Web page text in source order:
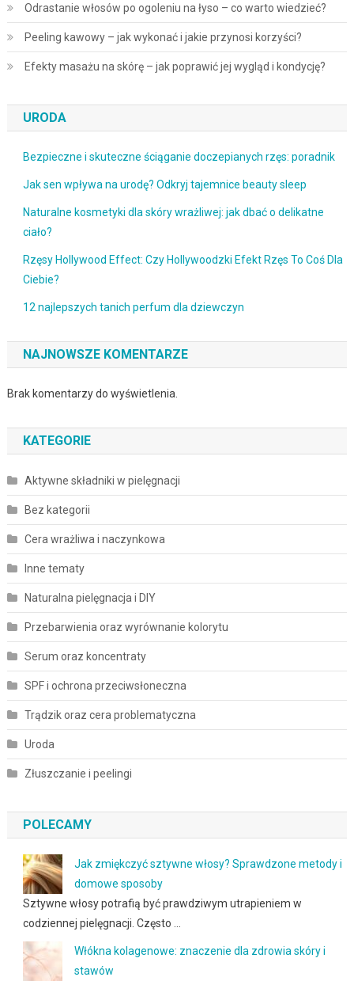
Odrastanie włosów po ogoleniu na łyso – co warto wiedzieć?
Peeling kawowy – jak wykonać i jakie przynosi korzyści?
Efekty masażu na skórę – jak poprawić jej wygląd i kondycję?
URODA
Bezpieczne i skuteczne ściąganie doczepianych rzęs: poradnik
Jak sen wpływa na urodę? Odkryj tajemnice beauty sleep
Naturalne kosmetyki dla skóry wrażliwej: jak dbać o delikatne
ciało?
Rzęsy Hollywood Effect: Czy Hollywoodzki Efekt Rzęs To Coś Dla
Ciebie?
12 najlepszych tanich perfum dla dziewczyn
NAJNOWSZE KOMENTARZE
Brak komentarzy do wyświetlenia.
KATEGORIE
Aktywne składniki w pielęgnacji
Bez kategorii
Cera wrażliwa i naczynkowa
Inne tematy
Naturalna pielęgnacja i DIY
Przebarwienia oraz wyrównanie kolorytu
Serum oraz koncentraty
SPF i ochrona przeciwsłoneczna
Trądzik oraz cera problematyczna
Uroda
Złuszczanie i peelingi
POLECAMY
Jak zmiękczyć sztywne włosy? Sprawdzone metody i
domowe sposoby
Sztywne włosy potrafią być prawdziwym utrapieniem w
codziennej pielęgnacji. Często …
Włókna kolagenowe: znaczenie dla zdrowia skóry i
stawów